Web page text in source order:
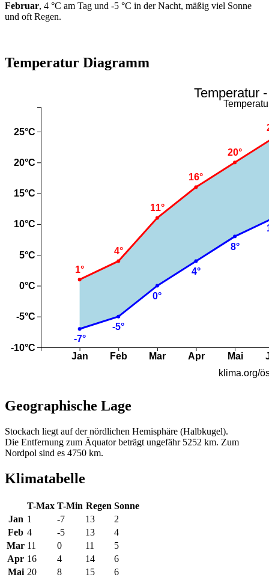
Februar, 4 °C am Tag und -5 °C in der Nacht, mäßig viel Sonne
und oft Regen.
Temperatur Diagramm
Geographische Lage
Stockach liegt auf der nördlichen Hemisphäre (Halbkugel).
Die Entfernung zum Äquator beträgt ungefähr 5252 km. Zum
Nordpol sind es 4750 km.
Klimatabelle
T-Max T-Min Regen Sonne
Jan 1 -7 13
2
Feb 4 -5 13
4
Mar 11 0 11
5
Apr 16 4 14
6
Mai 20 8 15 6